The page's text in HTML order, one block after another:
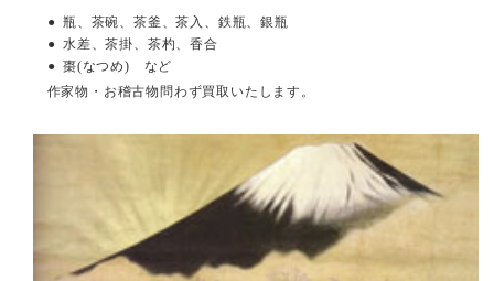
瓶、茶碗、茶釜、茶入、鉄瓶、銀瓶
水差、茶掛、茶杓、香合
棗(なつめ) など
作家物・お稽古物問わず買取いたします。